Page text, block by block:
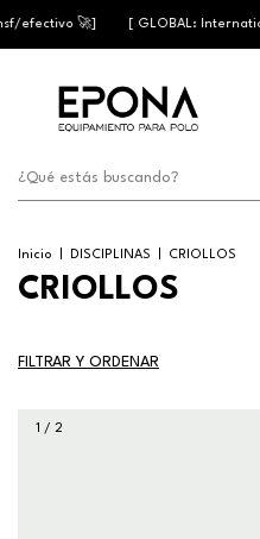
efectivo 🚀] [ GLOBAL:
Inicio DISCIPLINAS CRIOLLOS
CRIOLLOS
FILTRAR Y ORDENAR
1 / 2